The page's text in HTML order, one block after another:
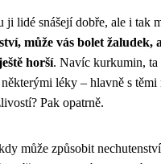
lidé snášejí dobře, ale i tak
může vás bolet žaludek,
horší. Navíc kurkumin, ta
léky – hlavně s těmi
Pak opatrně.
může způsobit